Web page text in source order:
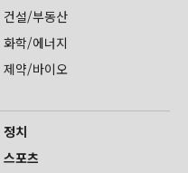
건설/부동산
화학/에너지
제약/바이오
정치
스포츠